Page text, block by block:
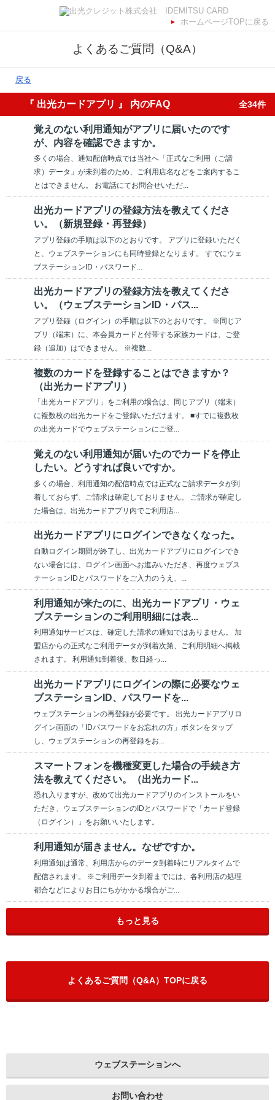
ホームページTOPに戻る
よくあるご質問（Q&A）
戻る
『 出光カードアプリ 』 内のFAQ 全34件
覚えのない利用通知がアプリに届いたのです
が、内容を確認できますか。
多くの場合、通知配信時点では当社へ「正式なご利用（ご請
求）データ」が未到着のため、ご利用店名などをご案内するこ
とはできません。 お電話にてお問合せいただ...
出光カードアプリの登録方法を教えてくださ
い。（新規登録・再登録）
アプリ登録の手順は以下のとおりです。 アプリに登録いただく
と、ウェブステーションにも同時登録となります。 すでにウェ
ブステーションID・パスワード...
出光カードアプリの登録方法を教えてくださ
い。（ウェブステーションID・パス...
アプリ登録（ログイン）の手順は以下のとおりです。 ※同じア
プリ（端末）に、本会員カードと付帯する家族カードは、ご登
録（追加）はできません。 ※複数...
複数のカードを登録することはできますか？
（出光カードアプリ）
「出光カードアプリ」をご利用の場合は、同じアプリ（端末）
に複数枚の出光カードをご登録いただけます。 ■すでに複数枚
の出光カードでウェブステーションにご登...
覚えのない利用通知が届いたのでカードを停止
したい。どうすれば良いですか。
多くの場合、利用通知の配信時点では正式なご請求データが到
着しておらず、ご請求は確定しておりません。 ご請求が確定し
た場合は、出光カードアプリ内でご利用店...
出光カードアプリにログインできなくなった。
自動ログイン期間が終了し、出光カードアプリにログインでき
ない場合には、ログイン画面へお進みいただき、再度ウェブス
テーションIDとパスワードをご入力のうえ、...
利用通知が来たのに、出光カードアプリ・ウェ
ブステーションのご利用明細には表...
利用通知サービスは、確定した請求の通知ではありません。 加
盟店からの正式なご利用データが到着次第、ご利用明細へ掲載
されます。 利用通知到着後、数日経っ...
出光カードアプリにログインの際に必要なウェ
ブステーションID、パスワードを...
ウェブステーションの再登録が必要です。 出光カードアプリロ
グイン画面の「IDパスワードをお忘れの方」ボタンをタップ
し、ウェブステーションの再登録をお...
スマートフォンを機種変更した場合の手続き方
法を教えてください。（出光カード...
恐れ入りますが、改めて出光カードアプリのインストールをい
ただき、ウェブステーションのIDとパスワードで「カード登録
（ログイン）」をお願いいたします。
利用通知が届きません。なぜですか。
利用通知は通常、利用店からのデータ到着時にリアルタイムで
配信されます。 ※ご利用データ到着までには、各利用店の処理
都合などによりお日にちがかかる場合がご...
もっと見る
よくあるご質問（Q&A）TOPに戻る
ウェブステーションへ
お問い合わせ